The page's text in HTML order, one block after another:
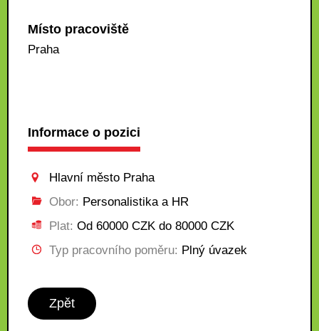
Místo pracoviště
Praha
Informace o pozici
Hlavní město Praha
Obor: Personalistika a HR
Plat: Od 60000 CZK do 80000 CZK
Typ pracovního poměru: Plný úvazek
Zpět